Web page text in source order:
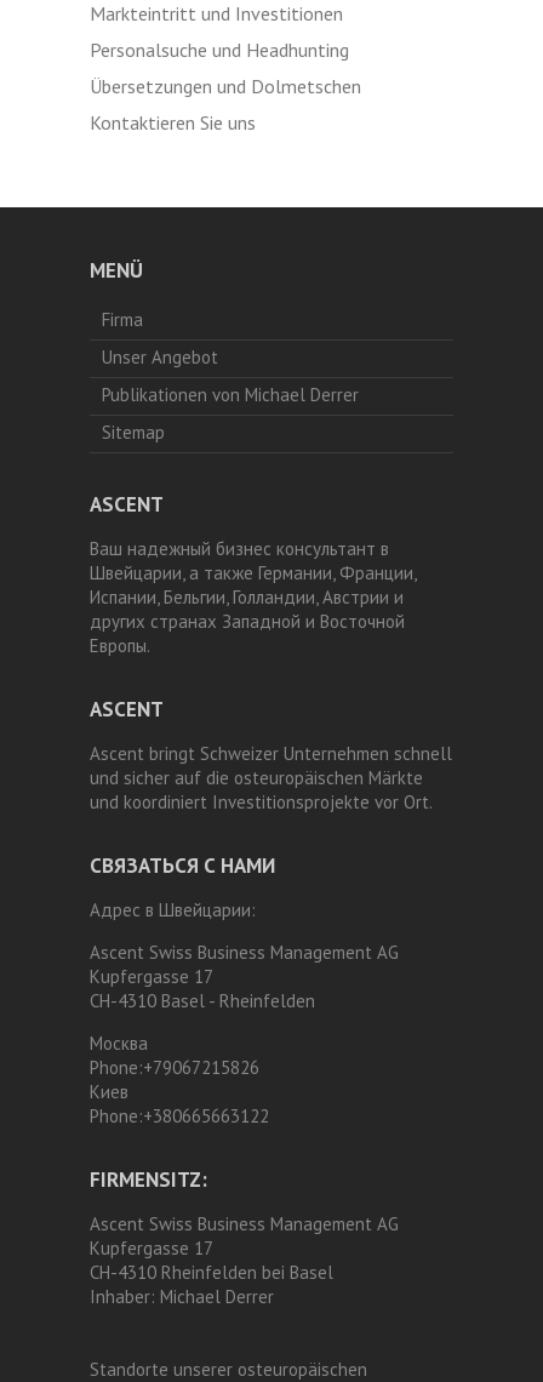
Markteintritt und Investitionen
Personalsuche und Headhunting
Übersetzungen und Dolmetschen
Kontaktieren Sie uns
MENÜ
Firma
Unser Angebot
Publikationen von Michael Derrer
Sitemap
ASCENT
Ваш надежный бизнес консультант в
Швейцарии, а также Германии, Франции,
Испании, Бельгии, Голландии, Австрии и
других странах Западной и Восточной
Европы.
ASCENT
Ascent bringt Schweizer Unternehmen schnell
und sicher auf die osteuropäischen Märkte
und koordiniert Investitionsprojekte vor Ort.
СВЯЗАТЬСЯ С НАМИ
Адрес в Швейцарии:
Ascent Swiss Business Management AG
Kupfergasse 17
CH-4310 Basel - Rheinfelden
Москва
Phone:+79067215826
Киев
Phone:+380665663122
FIRMENSITZ:
Ascent Swiss Business Management AG
Kupfergasse 17
CH-4310 Rheinfelden bei Basel
Inhaber: Michael Derrer
Standorte unserer osteuropäischen